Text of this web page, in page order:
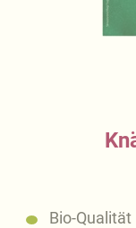
Bio-Qualität